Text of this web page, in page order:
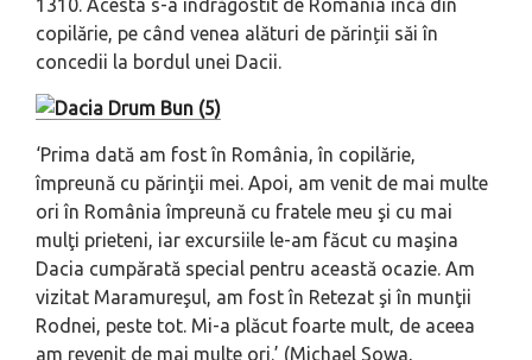
1310. Acesta s-a îndrăgostit de România încă din
copilărie, pe când venea alături de părinții săi în
concedii la bordul unei Dacii.
‘Prima dată am fost în România, în copilărie,
împreună cu părinţii mei. Apoi, am venit de mai multe
ori în România împreună cu fratele meu şi cu mai
mulţi prieteni, iar excursiile le-am făcut cu maşina
Dacia cumpărată special pentru această ocazie. Am
vizitat Maramureşul, am fost în Retezat şi în munţii
Rodnei, peste tot. Mi-a plăcut foarte mult, de aceea
am revenit de mai multe ori.’ (Michael Sowa,